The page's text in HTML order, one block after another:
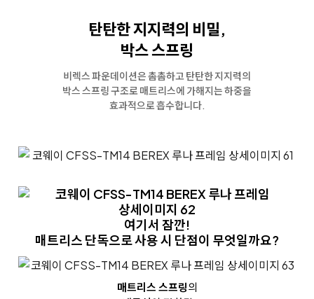
탄탄한 지지력의 비밀,
박스 스프링
비렉스 파운데이션은 촘촘하고 탄탄한 지지력의
박스 스프링 구조로 매트리스에 가해지는 하중을
효과적으로 흡수합니다.
여기서 잠깐!
매트리스 단독으로 사용 시 단점이 무엇일까요?
매트리스 스프링의